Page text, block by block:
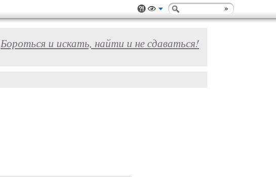
Бороться и искать, найти и не сдаваться!